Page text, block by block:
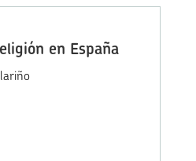
en España